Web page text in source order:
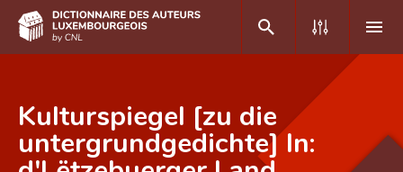
DE FR
Kulturspiegel [zu die
untergrundgedichte] In: